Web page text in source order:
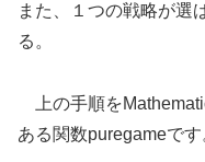
また、１つの戦略が選
る。
上の手順を
ある関数puregameです